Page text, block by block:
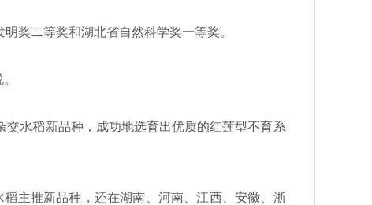
奖二等奖和湖北省自然科学奖一等奖。
水稻新品种，成功地选育出优质的红莲型不育系
主推新品种，还在湖南、河南、江西、安徽、浙